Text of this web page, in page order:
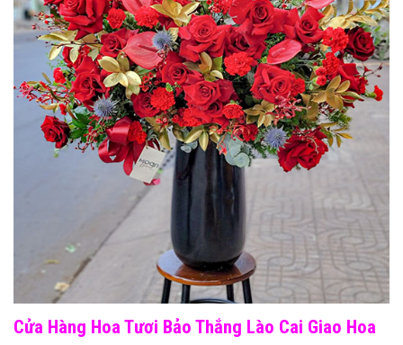
Cửa Hàng Hoa Tươi Bảo Thắng Lào Cai Giao Hoa